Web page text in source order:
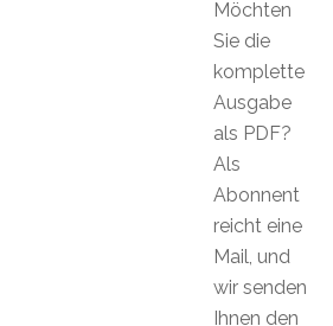
Möchten
Sie die
komplette
Ausgabe
als PDF?
Als
Abonnent
reicht eine
Mail, und
wir senden
Ihnen den